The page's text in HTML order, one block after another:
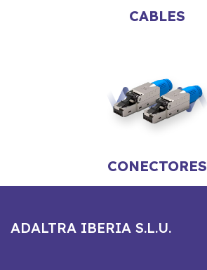
CABLES
CONECTORES
ADALTRA IBERIA S.L.U.